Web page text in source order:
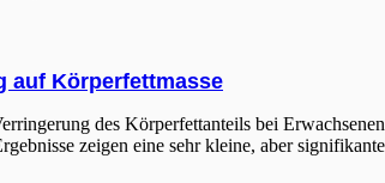
auf Körperfettmasse
des Körperfettanteils bei
zeigen eine sehr kleine, aber